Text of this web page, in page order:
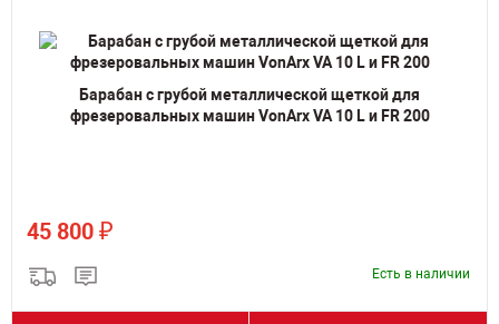
Барабан с грубой металлической щеткой для
фрезеровальных машин VonArx VA 10 L и FR 200
45 800 ₽
Есть в наличии